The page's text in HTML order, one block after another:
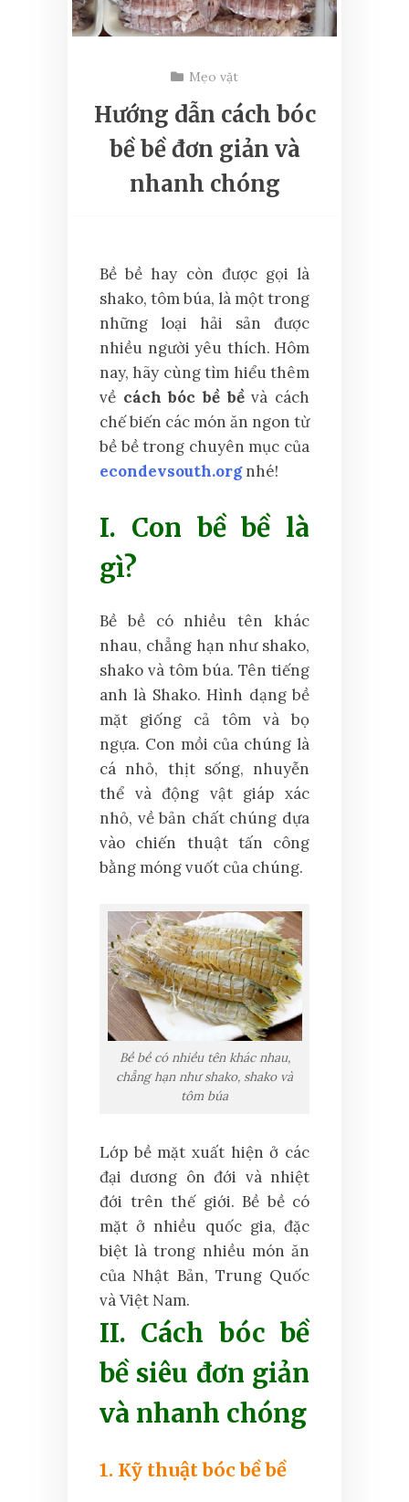
Mẹo vặt
Hướng dẫn cách bóc
bề bề đơn giản và
nhanh chóng
Bề bề hay còn được gọi là
shako, tôm búa, là một trong
những loại hải sản được
nhiều người yêu thích. Hôm
nay, hãy cùng tìm hiểu thêm
về cách bóc bề bềvà cách
chế biến các món ăn ngon từ
bề bề trong chuyên mục của
econdevsouth.orgnhé!
I. Con bề bề là
gì?
Bề bề có nhiều tên khác
nhau, chẳng hạn như shako,
shako và tôm búa. Tên tiếng
anh là Shako. Hình dạng bề
mặt giống cả tôm và bọ
ngựa. Con mồi của chúng là
cá nhỏ, thịt sống, nhuyễn
thể và động vật giáp xác
nhỏ, về bản chất chúng dựa
vào chiến thuật tấn công
bằng móng vuốt của chúng.
Bề bề có nhiều tên khác nhau,
chẳng hạn như shako, shako và
tôm búa
Lớp bề mặt xuất hiện ở các
đại dương ôn đới và nhiệt
đới trên thế giới. Bề bề có
mặt ở nhiều quốc gia, đặc
biệt là trong nhiều món ăn
của Nhật Bản, Trung Quốc
và Việt Nam.
II. Cách bóc bề
bề siêu đơn giản
và nhanh chóng
1. Kỹ thuật bóc bề bề